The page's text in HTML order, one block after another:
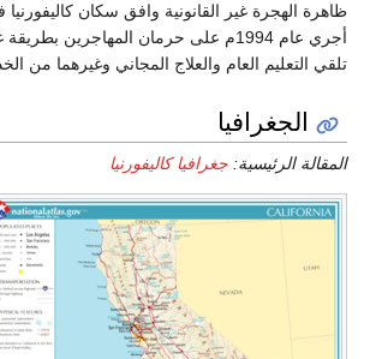
القانونية وافق سكان كاليفورنيا في استفتاء عام
أجري عام 1994م على حرمان المهاجرين بطريقة غير قانونية من
والعلاج المجاني وغيرهما من الخدمات الاجتماعية.
جغرافيا كاليفورنيا
تشمل
منطقة
كلاماث عدة
سلاسل
تغطيها